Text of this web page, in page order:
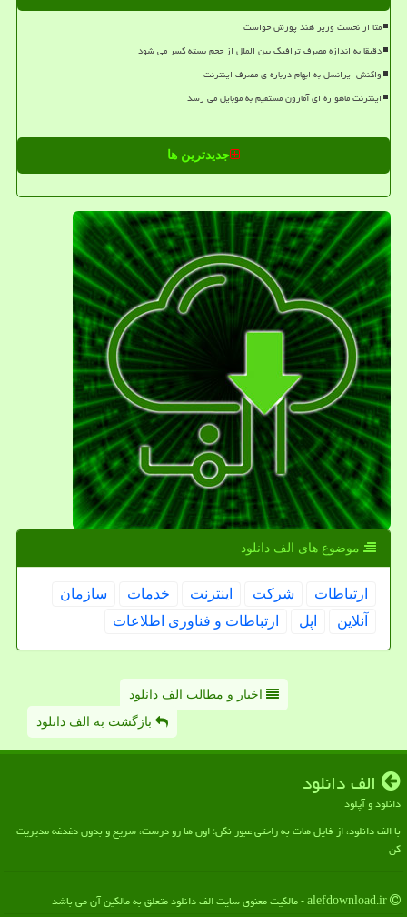
متا از نخست وزیر هند پوزش خواست
دقیقا به اندازه مصرف ترافیک بین الملل از حجم بسته کسر می شود
واکنش ایرانسل به ابهام درباره ی مصرف اینترنت
اینترنت ماهواره ای آمازون مستقیم به موبایل می رسد
جدیدترین ها
موضوع های الف دانلود
ارتباطات شركت اینترنت خدمات
سازمان
آنلاین
اپل ارتباطات و فناوری اطلاعات
اخبار و مطالب الف دانلود
بازگشت به الف دانلود
الف دانلود
دانلود و آپلود
با الف دانلود، از فایل هات به راحتی عبور نکن؛ اون ها رو درست، سریع و بدون دغدغه مدیریت
کن